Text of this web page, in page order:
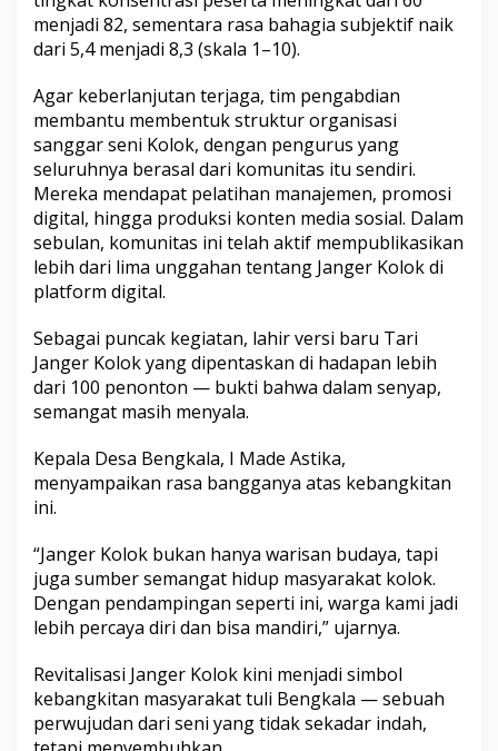
menjadi 82, sementara rasa bahagia subjektif naik
dari 5,4 menjadi 8,3 (skala 1–10).
Agar keberlanjutan terjaga, tim pengabdian
membantu membentuk strukturorganisasi
sanggar seni Kolok, dengan pengurus yang
seluruhnya berasal dari komunitas itu sendiri.
Mereka mendapat pelatihan manajemen, promosi
digital, hingga produksi konten media sosial. Dalam
sebulan, komunitas ini telah aktif mempublikasikan
lebih dari lima unggahan tentang Janger Kolok di
platform digital.
Sebagai puncak kegiatan, lahir versi baru Tari
Janger Kolok yang dipentaskan di hadapan lebih
dari 100 penonton — bukti bahwa dalam senyap,
semangat masih menyala.
Kepala Desa Bengkala, I Made Astika,
menyampaikan rasa bangganya atas kebangkitan
ini.
“Janger Kolok bukan hanya warisan budaya, tapi
juga sumber semangat hidup masyarakat kolok.
Dengan pendampingan seperti ini, warga kami jadi
lebih percaya diri dan bisa mandiri,” ujarnya.
Revitalisasi Janger Kolok kini menjadi simbol
kebangkitan masyarakat tuli Bengkala — sebuah
perwujudan dari seni yang tidak sekadar indah,